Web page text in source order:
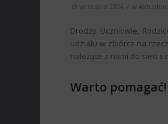
19 września 2024 / w
Drodzy Uczniowie,
udziału w zbiórce na
należące z nami do sieci
Warto pomagać!